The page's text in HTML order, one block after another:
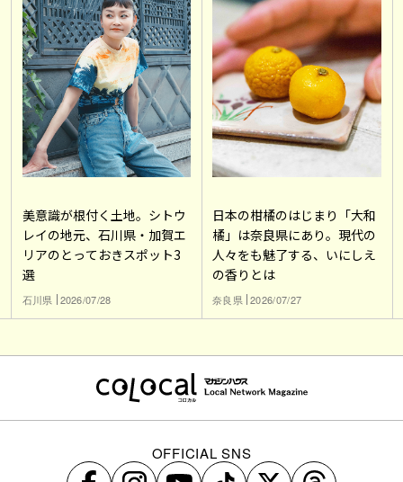
美意識が根付く土地。シトウ
レイの地元、石川県・加賀エ
リアのとっておきスポット3
選
石川県 2026/07/28
日本の柑橘のはじまり「大和
橘」は奈良県にあり。現代の
人々をも魅了する、いにしえ
の香りとは
奈良県 2026/07/27
OFFICIAL SNS